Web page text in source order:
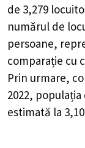
de 3,279
numărul de
persoane,
comparație cu
Prin urmare,
2022,
estimată la